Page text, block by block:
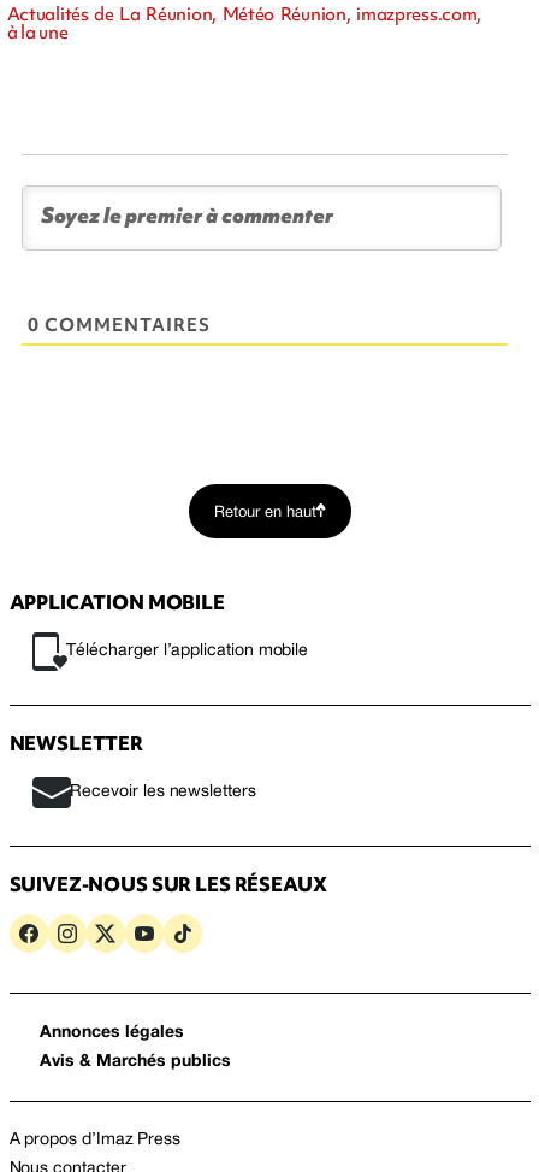
Actualités de La Réunion, Météo Réunion, imazpress.com,
à la une
0 COMMENTAIRES
Retour en haut
APPLICATION MOBILE
Télécharger l’application mobile
NEWSLETTER
Recevoir les newsletters
SUIVEZ-NOUS SUR LES RÉSEAUX
Annonces légales
Avis & Marchés publics
A propos d’Imaz Press
Nous contacter